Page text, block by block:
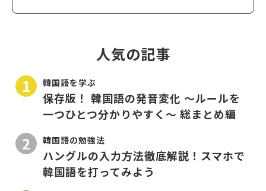
人気の記事
韓国語を学ぶ
保存版！ 韓国語の発音変化 〜ルールを
一つひとつ分かりやすく〜 総まとめ編
韓国語の勉強法
ハングルの入力方法徹底解説！スマホで
韓国語を打ってみよう